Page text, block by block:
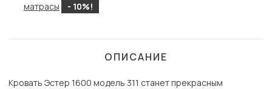
матрасы
- 10%!
ОПИСАНИЕ
Кровать Эстер 1600 модель 311 станет прекрасным